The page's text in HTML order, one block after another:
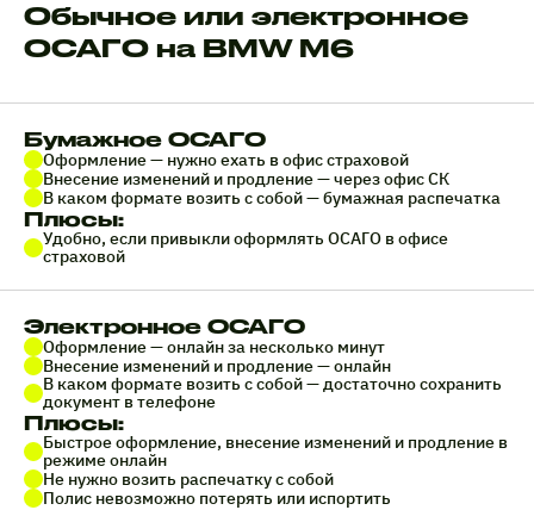
Обычное или электронное
ОСАГО на BMW M6
Бумажное ОСАГО
Оформление — нужно ехать в офис страховой
Внесение изменений и продление — через офис СК
В каком формате возить с собой — бумажная распечатка
Плюсы:
Удобно, если привыкли оформлять ОСАГО в офисе
страховой
Электронное ОСАГО
Оформление — онлайн за несколько минут
Внесение изменений и продление — онлайн
В каком формате возить с собой — достаточно сохранить
документ в телефоне
Плюсы:
Быстрое оформление, внесение изменений и продление в
режиме онлайн
Не нужно возить распечатку с собой
Полис невозможно потерять или испортить